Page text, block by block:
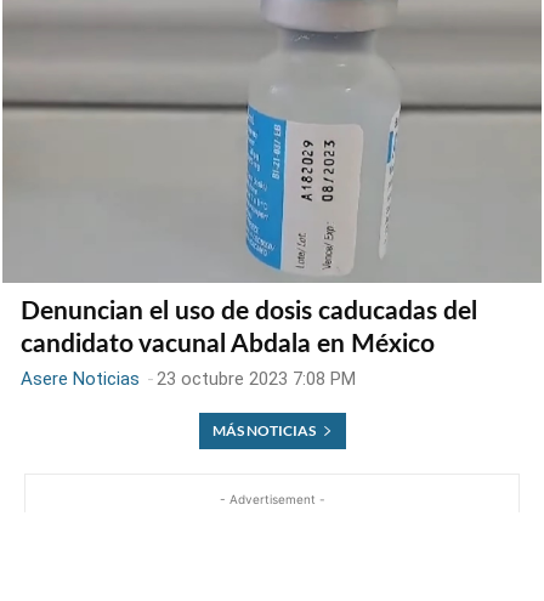
Denuncian el uso de dosis caducadas del
candidato vacunal Abdala en México
Asere Noticias - 23 octubre 2023 7:08 PM
MÁS NOTICIAS
- Advertisement -